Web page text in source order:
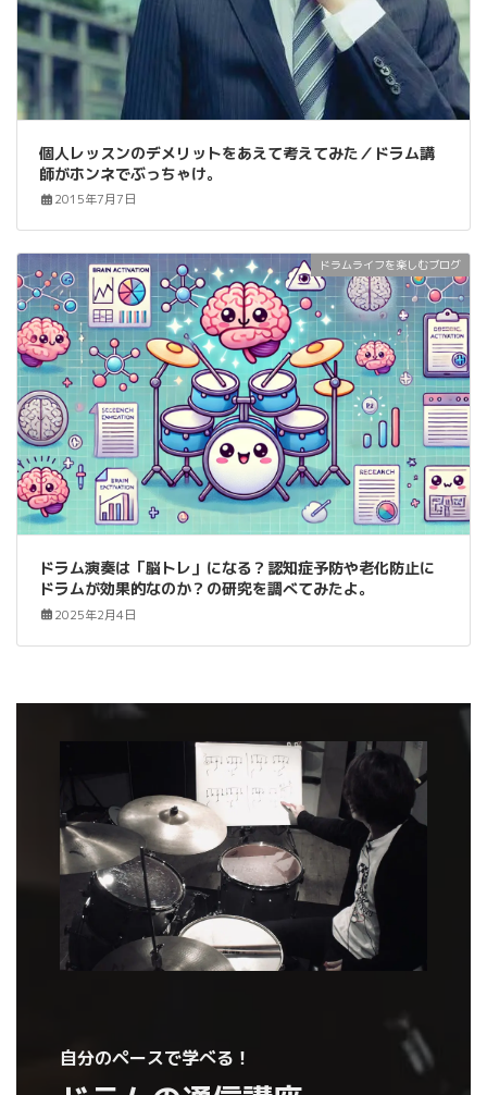
個人レッスンのデメリットをあえて考えてみた／ドラム講
師がホンネでぶっちゃけ。
2015年7月7日
ドラムライフを楽しむブログ
ドラム演奏は「脳トレ」になる？認知症予防や老化防止に
ドラムが効果的なのか？の研究を調べてみたよ。
2025年2月4日
自分のペースで学べる！